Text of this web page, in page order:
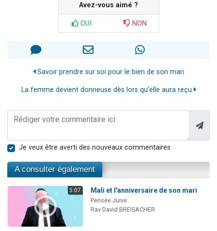
Avez-vous aimé ?
OUI NON
Savoir prendre sur soi pour le bien de son mari
La femme devient donneuse dès lors qu’elle aura reçu
Je veux être averti des nouveaux commentaires
A consulter également
5:07 Mali et l'anniversaire de son mari
Pensée Juive
Rav David BREISACHER